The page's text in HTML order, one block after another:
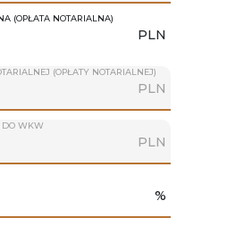
(OPŁATA NOTARIALNA)
PLN
(OPŁATY NOTARIALNEJ)
PLN
DO WKW
PLN
%